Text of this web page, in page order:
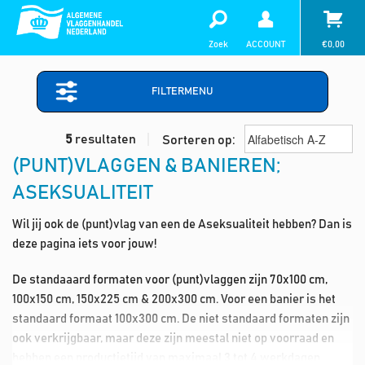
Zoek ACCOUNT €0,00
FILTERMENU
5 resultaten Sorteren op:
(PUNT)VLAGGEN & BANIEREN;
ASEKSUALITEIT
Wil jij ook de (punt)vlag van een de Aseksualiteit hebben? Dan is
deze pagina iets voor jouw!
De standaaard formaten voor (punt)vlaggen zijn 70x100 cm,
100x150 cm, 150x225 cm & 200x300 cm. Voor een banier is het
standaard formaat 100x300 cm. De niet standaard formaten zijn
ook verkrijgbaar, maar deze zijn meestal niet op voorraad en